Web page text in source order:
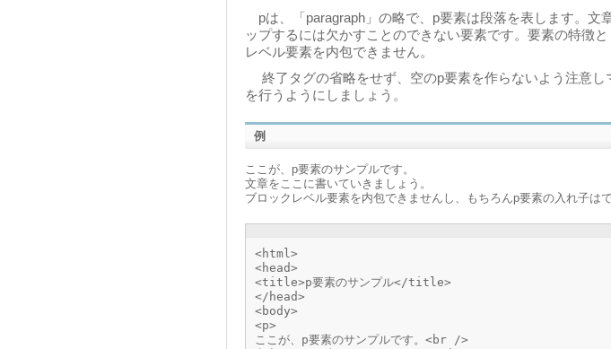
pは、「paragraph」の略で、p要素は段落を表します。文
ップするには欠かすことのできない要素です。要素の特徴
レベル要素を内包できません。
終了タグの省略をせず、空のp要素を作らないよう注意し
を行うようにしましょう。
例
ここが、p要素のサンプルです。
文章をここに書いていきましょう。
ブロックレベル要素を内包できませんし、もちろんp要素の入れ子はで
<html>
<head>
<title>p要素のサンプル</title>
</head>
<body>
<p>
ここが、p要素のサンプルです。<br />